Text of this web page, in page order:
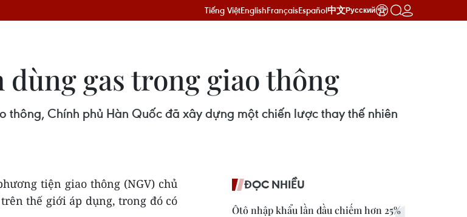
Tiếng ViệtEnglishFrançaisEspañol中文Русский
gas trong giao thông
Chính phủ Hàn Quốc đã xây dựng một chiến lược thay thế nhiên
tiện giao thông (NGV) chủ
thế giới áp dụng, trong đó có
ĐỌC NHIỀU
Ôtô nhập khẩu lần đầu chiếm hơn 25%